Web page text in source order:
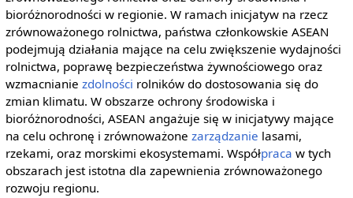
bioróżnorodności w regionie. W ramach inicjatyw na rzecz
zrównoważonego rolnictwa, państwa członkowskie ASEAN
podejmują działania mające na celu zwiększenie wydajności
rolnictwa, poprawę bezpieczeństwa żywnościowego oraz
wzmacnianie zdolności rolników do dostosowania się do
zmian klimatu. W obszarze ochrony środowiska i
bioróżnorodności, ASEAN angażuje się w inicjatywy mające
na celu ochronę i zrównoważone zarządzanie lasami,
rzekami, oraz morskimi ekosystemami. Współpraca w tych
obszarach jest istotna dla zapewnienia zrównoważonego
rozwoju regionu.